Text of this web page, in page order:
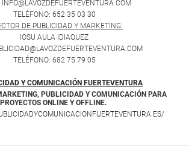
INFO@LAVOZDEFUERTEVENTURA.COM
TELÉFONO: 652 35 03 30
DE PUBLICIDAD Y MARKETING:
IOSU AULA IDIAQUEZ
TELÉFONO: 682 75 79 05
Y COMUNICACIÓN FUERTEVENTURA
PUBLICIDAD Y COMUNICACIÓN PARA
PROYECTOS ONLINE Y OFFLINE.